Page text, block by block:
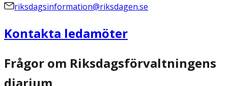
riksdagsinformation@riksdagen.se
Kontakta ledamöter
Frågor om Riksdagsförvaltningens